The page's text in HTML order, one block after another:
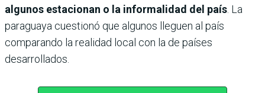
algunos estacionan o la informalidad del país. La
paraguaya cuestionó que algunos lleguen al país
comparando la realidad local con la de países
desarrollados.